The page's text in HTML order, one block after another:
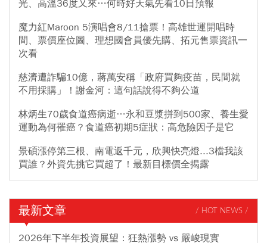
光、高溫36度又來…何時好天氣先看10日預報
魔力紅Maroon 5演唱會8/11搶票！高雄世運開唱時
間、票價座位圖、理想國會員優先購、拓元售票資訊一
次看
慈濟遭詐騙10億，蔣萬安稱「政府買夠疫苗，民間就
不用採購」！謝金河：這句話說得不夠公道
林炳生70歲食道癌病逝…永和豆漿拼到500家、養生愛
運動為何罹癌？食道癌初期5症狀：高危險因子是它
景碩漲停第三根、南電返千元，欣興快亮燈...3檔我該
買誰？外資先挑它買超了！最新目標價全揭露
最新文章 / HOT NEWS /
2026年下半年投資展望：狂熱漲勢 vs 嚴峻現實